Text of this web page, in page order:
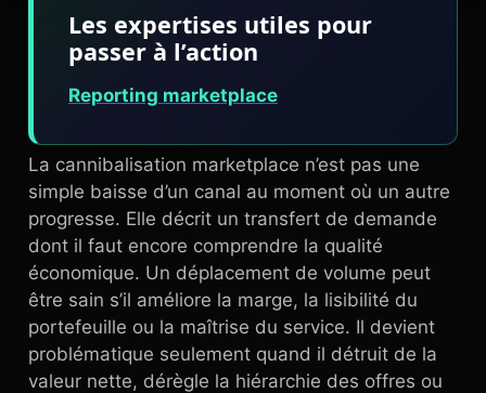
Les expertises utiles pour
passer à l’action
Reporting marketplace
La cannibalisation marketplace n’est pas une
simple baisse d’un canal au moment où un autre
progresse. Elle décrit un transfert de demande
dont il faut encore comprendre la qualité
économique. Un déplacement de volume peut
être sain s’il améliore la marge, la lisibilité du
portefeuille ou la maîtrise du service. Il devient
problématique seulement quand il détruit de la
valeur nette, dérègle la hiérarchie des offres ou